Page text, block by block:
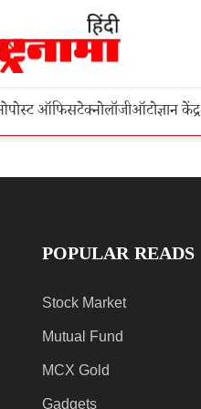
पोस्ट ऑफिसटेक्नोलॉजीऑटोज्ञान केंद्र
POPULAR READS
Stock Market
Mutual Fund
MCX Gold
Gadgets